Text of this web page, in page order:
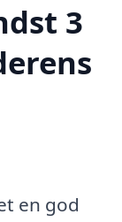
3
en god